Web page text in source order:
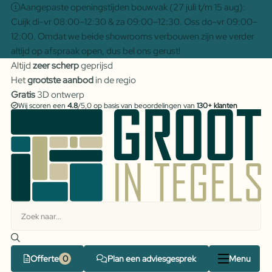
Aangepaste openingstijden bouwvak (27 juli t/m 15 aug):
Cuijk di-vr 08:00–12:30 & za 09:00–12:30. Oss do-vr 09:00–
12:00. Omdat we beide showrooms verbouwen zijn we verder
altijd op afspraak open, dus bel ons gerust!
Altijd zeer scherpgeprijsd
Hetgrootste aanbodin de regio
Gratis3D ontwerp
Wij scoren een 4.8/5,0 op basis van beoordelingen van 130+ klanten
Offerte Plan een adviesgesprek Menu